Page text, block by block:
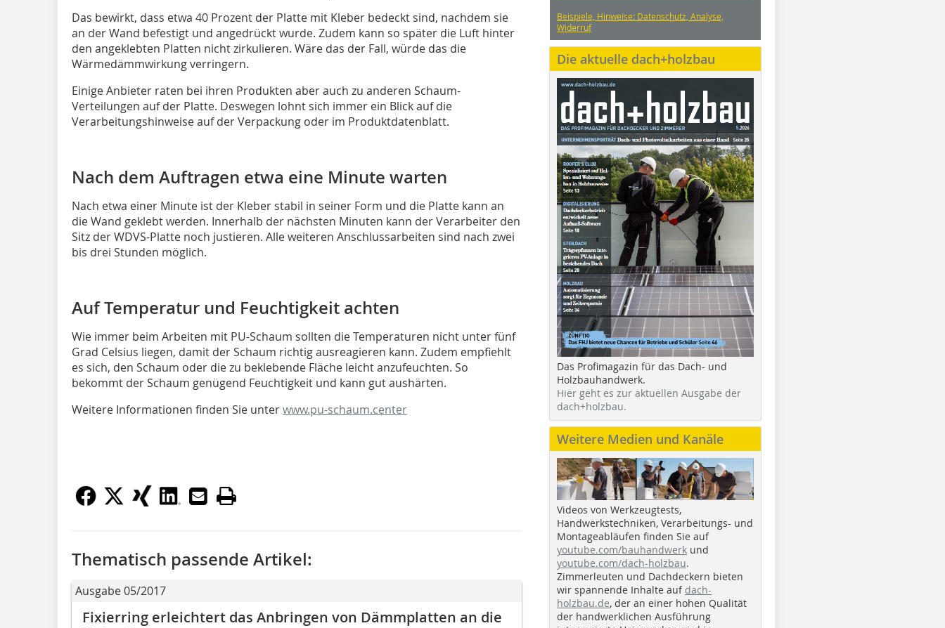
Das bewirkt, dass etwa 40 Prozent der Platte mit Kleber bedeckt sind, nachdem sie
an der Wand befestigt und angedrückt wurde. Zudem kann so später die Luft hinter
den angeklebten Platten nicht zirkulieren. Wäre das der Fall, würde das die
Wärmedämmwirkung verringern.
Einige Anbieter raten bei ihren Produkten aber auch zu anderen Schaum-
Verteilungen auf der Platte. Deswegen lohnt sich immer ein Blick auf die
Verarbeitungshinweise auf der Verpackung oder im Produktdatenblatt.
Nach dem Auftragen etwa eine Minute warten
Nach etwa einer Minute ist der Kleber stabil in seiner Form und die Platte kann an
die Wand geklebt werden. Innerhalb der nächsten Minuten kann der Verarbeiter den
Sitz der WDVS-Platte noch justieren. Alle weiteren Anschlussarbeiten sind nach zwei
bis drei Stunden möglich.
Auf Temperatur und Feuchtigkeit achten
Wie immer beim Arbeiten mit PU-Schaum sollten die Temperaturen nicht unter fünf
Grad Celsius liegen, damit der Schaum richtig ausreagieren kann. Zudem empfiehlt
es sich, den Schaum oder die zu beklebende Fläche leicht anzufeuchten. So
bekommt der Schaum genügend Feuchtigkeit und kann gut aushärten.
Weitere Informationen finden Sie unterwww.pu-schaum.center
Thematisch passende Artikel:
Ausgabe 05/2017
Fixierring erleichtert das Anbringen von Dämmplatten an die
Beispiele, Hinweise: Datenschutz, Analyse,
Widerruf
Die aktuelle dach+holzbau
Das Profimagazin für das Dach- und
Holzbauhandwerk.
Hier geht es zur aktuellen Ausgabe der
dach+holzbau.
Weitere Medien und Kanäle
Videos von Werkzeugtests,
Handwerkstechniken, Verarbeitungs- und
Montageabläufen finden Sie auf
youtube.com/bauhandwerk und
youtube.com/dach-holzbau.
Zimmerleuten und Dachdeckern bieten
wir spannende Inhalte auf dach-
holzbau.de, der an einer hohen Qualität
der handwerklichen Ausführung